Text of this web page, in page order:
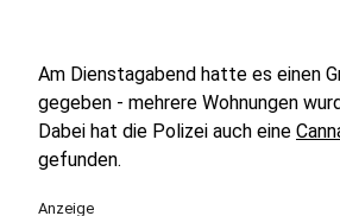
Am Dienstagabend hatte es einen
gegeben - mehrere Wohnungen
Dabei hat die Polizei auch eine
gefunden.
Anzeige